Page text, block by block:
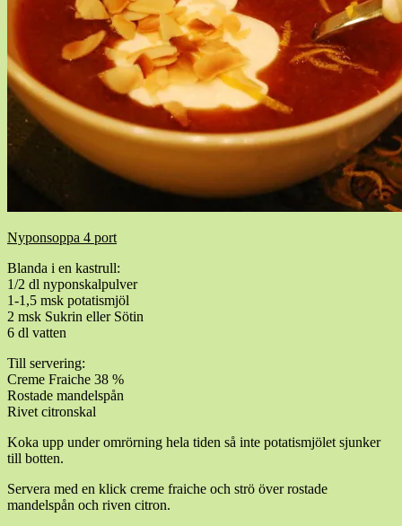
Nyponsoppa 4 port
Blanda i en kastrull:
1/2 dl nyponskalpulver
1-1,5 msk potatismjöl
2 msk Sukrin eller Sötin
6 dl vatten
Till servering:
Creme Fraiche 38 %
Rostade mandelspån
Rivet citronskal
Koka upp under omrörning hela tiden så inte potatismjölet sjunker
till botten.
Servera med en klick creme fraiche och strö över rostade
mandelspån och riven citron.